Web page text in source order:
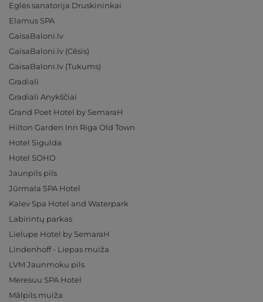
Eglės sanatorija Druskininkai
Elamus SPA
GaisaBaloni.lv
GaisaBaloni.lv (Cēsis)
GaisaBaloni.lv (Tukums)
Gradiali
Gradiali Anykščiai
Grand Poet Hotel by SemaraH
Hilton Garden Inn Riga Old Town
Hotel Sigulda
Hotel SOHO
Jaunpils pils
Jūrmala SPA Hotel
Kalev Spa Hotel and Waterpark
Labirintų parkas
Lielupe Hotel by SemaraH
Lindenhoff - Liepas muiža
LVM Jaunmoku pils
Meresuu SPA Hotel
Mālpils muiža